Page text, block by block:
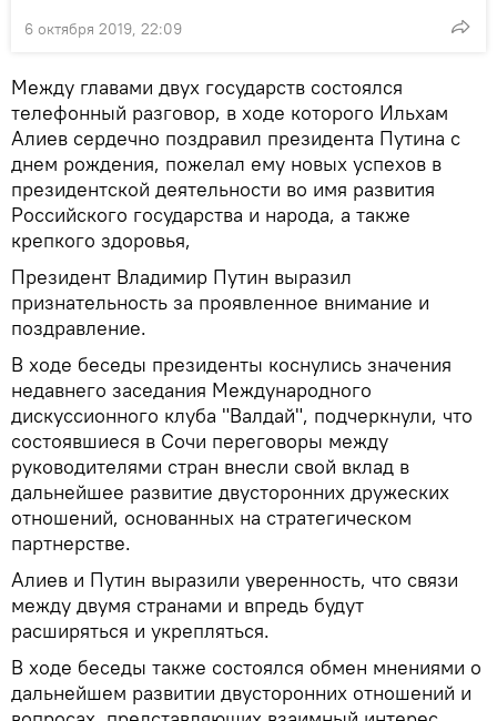
6 октября 2019, 22:09
Между главами двух государств состоялся
телефонный разговор, в ходе которого Ильхам
Алиев сердечно поздравил президента Путина с
днем рождения, пожелал ему новых успехов в
президентской деятельности во имя развития
Российского государства и народа, а также
крепкого здоровья,
Президент Владимир Путин выразил
признательность за проявленное внимание и
поздравление.
В ходе беседы президенты коснулись значения
недавнего заседания Международного
дискуссионного клуба "Валдай", подчеркнули, что
состоявшиеся в Сочи переговоры между
руководителями стран внесли свой вклад в
дальнейшее развитие двусторонних дружеских
отношений, основанных на стратегическом
партнерстве.
Алиев и Путин выразили уверенность, что связи
между двумя странами и впредь будут
расширяться и укрепляться.
В ходе беседы также состоялся обмен мнениями о
дальнейшем развитии двусторонних отношений и